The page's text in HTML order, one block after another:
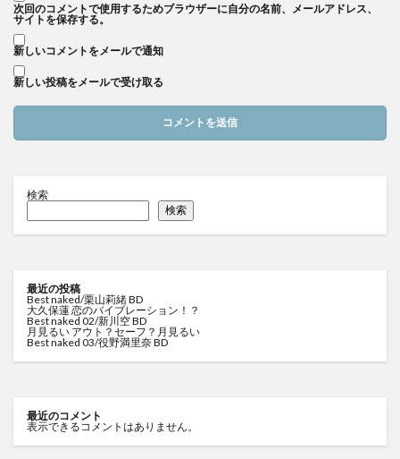
次回のコメントで使用するためブラウザーに自分の名前、メールアドレス、
サイトを保存する。
新しいコメントをメールで通知
新しい投稿をメールで受け取る
検索
検索
最近の投稿
Best naked/栗山莉緒 BD
大久保蓮 恋のバイブレーション！？
Best naked 02/新川空 BD
月見るい アウト？セーフ？月見るい
Best naked 03/役野満里奈 BD
最近のコメント
表示できるコメントはありません。